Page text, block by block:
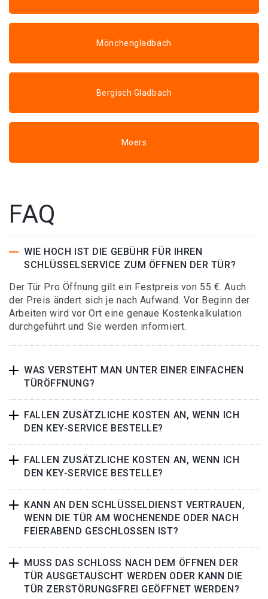
Mönchengladbach
Bergisch Gladbach
Moers
FAQ
WIE HOCH IST DIE GEBÜHR FÜR IHREN
SCHLÜSSELSERVICE ZUM ÖFFNEN DER TÜR?
Der Tür Pro Öffnung gilt ein Festpreis von 55 €. Auch
der Preis ändert sich je nach Aufwand. Vor Beginn der
Arbeiten wird vor Ort eine genaue Kostenkalkulation
durchgeführt und Sie werden informiert.
WAS VERSTEHT MAN UNTER EINER EINFACHEN
TÜRÖFFNUNG?
FALLEN ZUSÄTZLICHE KOSTEN AN, WENN ICH
DEN KEY-SERVICE BESTELLE?
FALLEN ZUSÄTZLICHE KOSTEN AN, WENN ICH
DEN KEY-SERVICE BESTELLE?
KANN AN DEN SCHLÜSSELDIENST VERTRAUEN,
WENN DIE TÜR AM WOCHENENDE ODER NACH
FEIERABEND GESCHLOSSEN IST?
MUSS DAS SCHLOSS NACH DEM ÖFFNEN DER
TÜR AUSGETAUSCHT WERDEN ODER KANN DIE
TÜR ZERSTÖRUNGSFREI GEÖFFNET WERDEN?